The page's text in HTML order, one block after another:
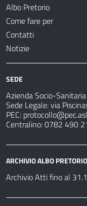
Albo Pretorio
Come fare per
Contatti
Notizie
SEDE
Azienda Socio-
Sede Legale: via
PEC:
Centralino: 0782 490
ARCHIVIO ALBO PRETORIO
Archivio Atti fino al